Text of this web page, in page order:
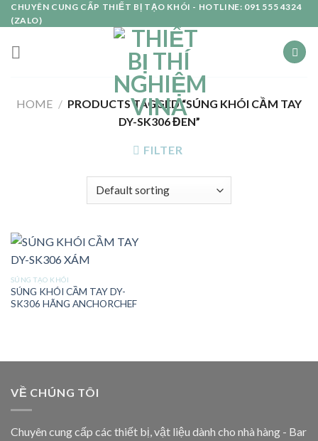
Skip
to
content
CHUYÊN CUNG CẤP THIẾT BỊ TẠO KHÓI - HOTLINE: 091 555 4324
(ZALO)
HOME / PRODUCTS TAGGED “SÚNG KHÓI CẦM TAY
DY-SK306 ĐEN”
FILTER
SÚNG TẠO KHÓI
SÚNG KHÓI CẦM TAY DY-
SK306 HÃNG ANCHORCHEF
VỀ CHÚNG TÔI
Chuyên cung cấp các thiết bị, vật liệu dành cho nhà hàng - Bar